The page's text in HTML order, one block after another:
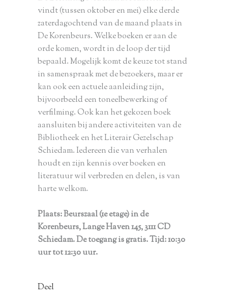
vindt (tussen oktober en mei) elke derde
zaterdagochtend van de maand plaats in
De Korenbeurs. Welke boeken er aan de
orde komen, wordt in de loop der tijd
bepaald. Mogelijk komt de keuze tot stand
in samenspraak met de bezoekers, maar er
kan ook een actuele aanleiding zijn,
bijvoorbeeld een toneelbewerking of
verfilming. Ook kan het gekozen boek
aansluiten bij andere activiteiten van de
Bibliotheek en het Literair Gezelschap
Schiedam. Iedereen die van verhalen
houdt en zijn kennis over boeken en
literatuur wil verbreden en delen, is van
harte welkom.
Plaats: Beurszaal (1e etage) in de
Korenbeurs, Lange Haven 145, 3111 CD
Schiedam. De toegang is gratis. Tijd: 10:30
uur tot 12:30 uur.
Deel